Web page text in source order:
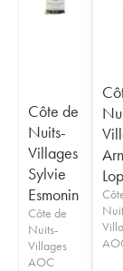
Côte de
Nuits-
Villages
Sylvie
Esmonin
Côte de
Nuits-
Villages
AOC